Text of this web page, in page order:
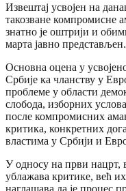
Извештај усвојен на
такозване компромисне
знатно је оштрији и
марта јавно представљен.
Основна оцена у
Србије ка чланству у
проблеме у области
слобода, изборних
после компромисних
критика, конкретних
властима у Србији и
У односу на први нацрт,
ублажава критике, већ
наглашава да је процес